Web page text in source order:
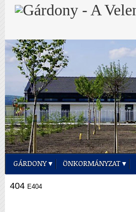
GÁRDONY ÖNKORMÁNYZAT
404 E404